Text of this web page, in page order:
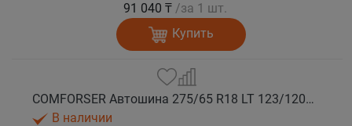
91 040 ₸ /за 1 шт.
Купить
COMFORSER Автошина 275/65 R18 LT 123/120S CF1100 10PR RWL лето
В наличии